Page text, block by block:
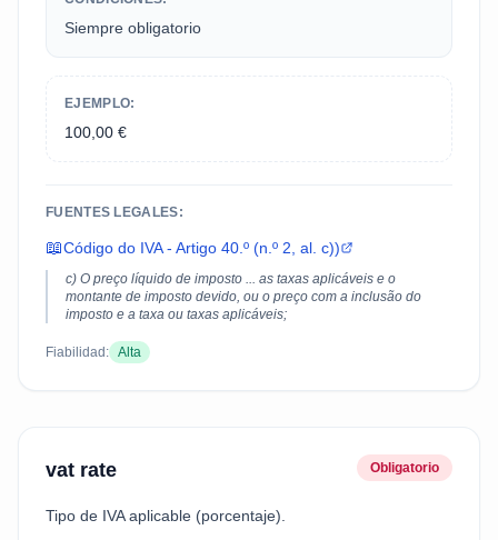
Siempre obligatorio
EJEMPLO:
100,00 €
FUENTES LEGALES:
📖Código do IVA - Artigo 40.º (n.º 2, al. c))
c) O preço líquido de imposto ... as taxas aplicáveis e o
montante de imposto devido, ou o preço com a inclusão do
imposto e a taxa ou taxas aplicáveis;
Fiabilidad: Alta
vat rate Obligatorio
Tipo de IVA aplicable (porcentaje).